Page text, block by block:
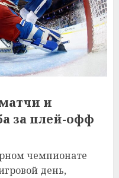
и
за плей-офф
чемпионате
день,